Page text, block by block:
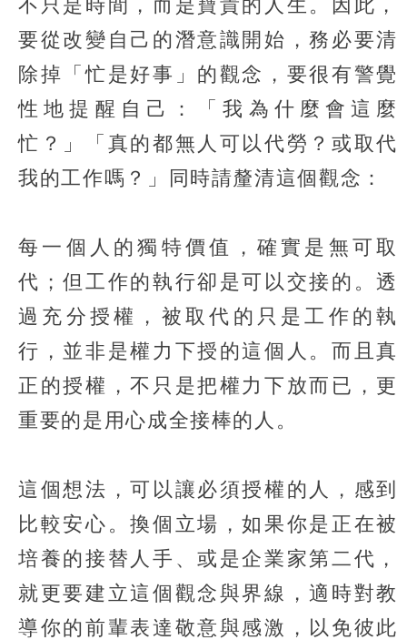
不只是時間，而是寶貴的人生。因此，
要從改變自己的潛意識開始，務必要清
除掉「忙是好事」的觀念，要很有警覺
性地提醒自己：「我為什麼會這麼
忙？」「真的都無人可以代勞？或取代
我的工作嗎？」同時請釐清這個觀念：
每一個人的獨特價值，確實是無可取
代；但工作的執行卻是可以交接的。透
過充分授權，被取代的只是工作的執
行，並非是權力下授的這個人。而且真
正的授權，不只是把權力下放而已，更
重要的是用心成全接棒的人。
這個想法，可以讓必須授權的人，感到
比較安心。換個立場，如果你是正在被
培養的接替人手、或是企業家第二代，
就更要建立這個觀念與界線，適時對教
導你的前輩表達敬意與感激，以免彼此